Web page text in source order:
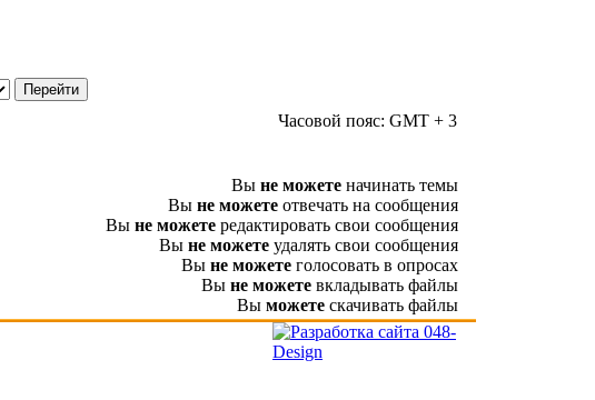
Часовой пояс: GMT + 3
Вы не можете начинать темы
Вы не можете отвечать на сообщения
Вы не можете редактировать свои сообщения
Вы не можете удалять свои сообщения
Вы не можете голосовать в опросах
Вы не можете вкладывать файлы
Вы можете скачивать файлы